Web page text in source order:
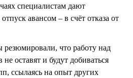
специалистам дают
авансом – в счёт отказа от
что работу над
оставят и будут добиваться
ссылаясь на опыт других